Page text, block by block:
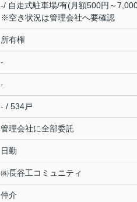
-/ 自走式駐車場/有(月額500円～
※空き状況は管理会社へ要確認
所有権
-
-
- / 534戸
管理会社に全部委託
日勤
㈱長谷工コミュニティ
仲介